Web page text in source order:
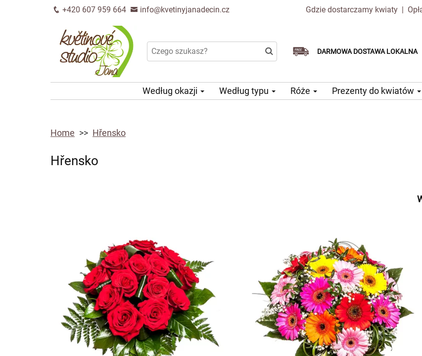
+420 607 959 664 info@kvetinyjanadecin.cz Gdzie dostarczamy kwiaty |
DARMOWA DOSTAWA LOKALNA
Dostawa tego samego dnia
Wybierz datę dostawy
Według okazji Według typu Róże Prezenty do kwiatów
Home Hřensko
Hřensko